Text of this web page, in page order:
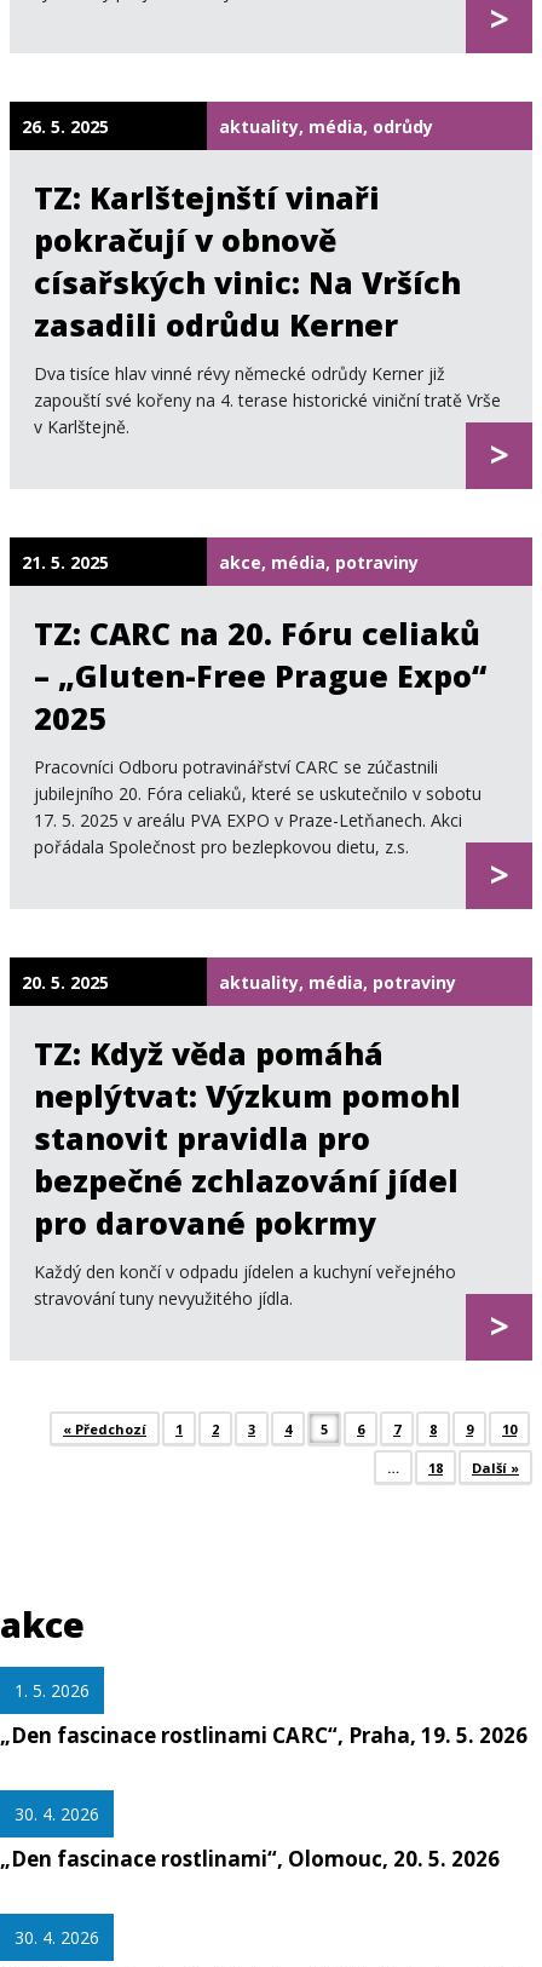
>
26. 5. 2025 aktuality, média, odrůdy
TZ: Karlštejnští vinaři
pokračují v obnově
císařských vinic: Na Vrších
zasadili odrůdu Kerner
Dva tisíce hlav vinné révy německé odrůdy Kerner již
zapouští své kořeny na 4. terase historické viniční tratě Vrše
v Karlštejně.
>
21. 5. 2025 akce, média, potraviny
TZ: CARC na 20. Fóru celiaků
– „Gluten-Free Prague Expo“
2025
Pracovníci Odboru potravinářství CARC se zúčastnili
jubilejního 20. Fóra celiaků, které se uskutečnilo v sobotu
17. 5. 2025 v areálu PVA EXPO v Praze-Letňanech. Akci
pořádala Společnost pro bezlepkovou dietu, z.s.
>
20. 5. 2025 aktuality, média, potraviny
TZ: Když věda pomáhá
neplýtvat: Výzkum pomohl
stanovit pravidla pro
bezpečné zchlazování jídel
pro darované pokrmy
Každý den končí v odpadu jídelen a kuchyní veřejného
stravování tuny nevyužitého jídla.
>
« Předchozí 1 2 3 4 5 6 7 8 9 10
… 18 Další »
akce
1. 5. 2026
„Den fascinace rostlinami CARC“, Praha, 19. 5. 2026
30. 4. 2026
„Den fascinace rostlinami“, Olomouc, 20. 5. 2026
30. 4. 2026